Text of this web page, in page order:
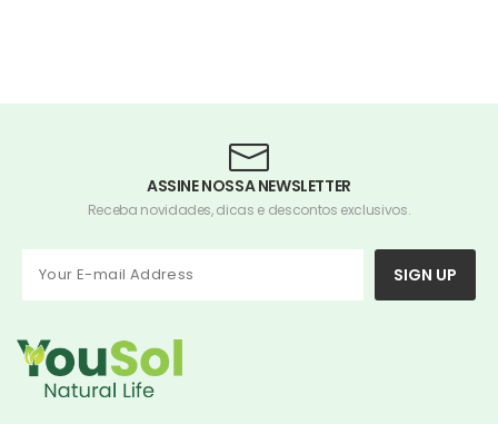
ASSINE NOSSA NEWSLETTER
Receba novidades, dicas e descontos exclusivos.
SIGN UP